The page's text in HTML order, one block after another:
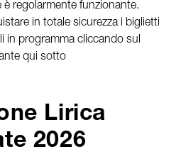
è regolarmente funzionante.
in totale sicurezza i biglietti
in programma cliccando sul
qui sotto
Lirica
2026